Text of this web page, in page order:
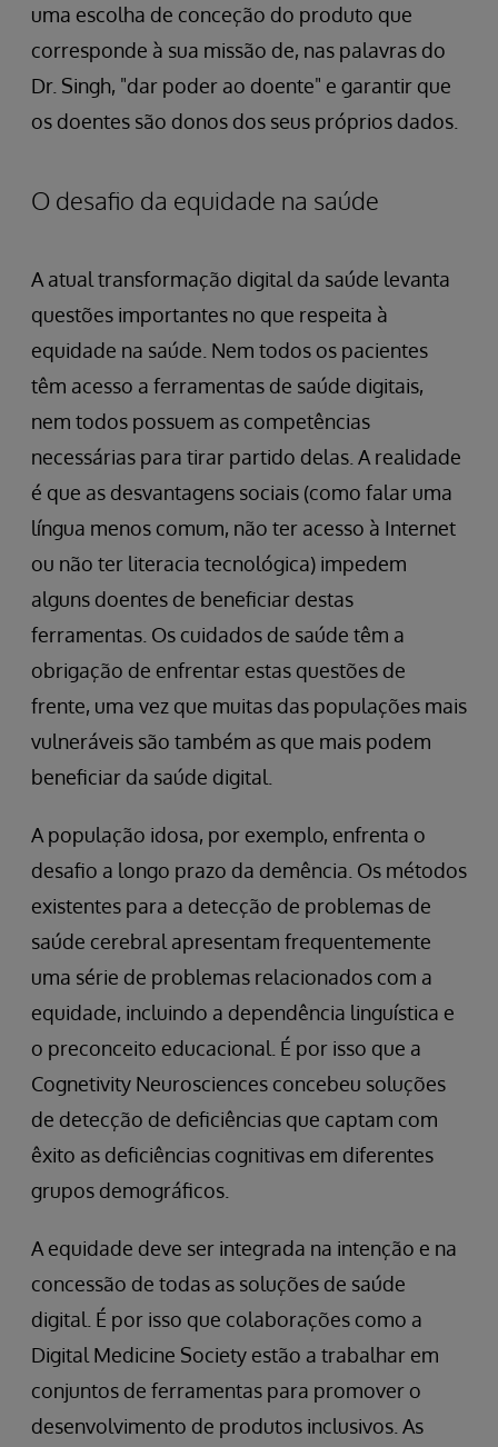
uma escolha de conceção do produto que
corresponde à sua missão de, nas palavras do
Dr. Singh, "dar poder ao doente" e garantir que
os doentes são donos dos seus próprios dados.
O desafio da equidade na saúde
A atual transformação digital da saúde levanta
questões importantes no que respeita à
equidade na saúde. Nem todos os pacientes
têm acesso a ferramentas de saúde digitais,
nem todos possuem as competências
necessárias para tirar partido delas. A realidade
é que as desvantagens sociais (como falar uma
língua menos comum, não ter acesso à Internet
ou não ter literacia tecnológica) impedem
alguns doentes de beneficiar destas
ferramentas. Os cuidados de saúde têm a
obrigação de enfrentar estas questões de
frente, uma vez que muitas das populações mais
vulneráveis são também as que mais podem
beneficiar da saúde digital.
A população idosa, por exemplo, enfrenta o
desafio a longo prazo da demência. Os métodos
existentes para a detecção de problemas de
saúde cerebral apresentam frequentemente
uma série de problemas relacionados com a
equidade, incluindo a dependência linguística e
o preconceito educacional. É por isso que a
Cognetivity Neurosciences concebeu soluções
de detecção de deficiências que captam com
êxito as deficiências cognitivas em diferentes
grupos demográficos.
A equidade deve ser integrada na intenção e na
concessão de todas as soluções de saúde
digital. É por isso que colaborações como a
Digital Medicine Society estão a trabalhar em
conjuntos de ferramentas para promover o
desenvolvimento de produtos inclusivos. As